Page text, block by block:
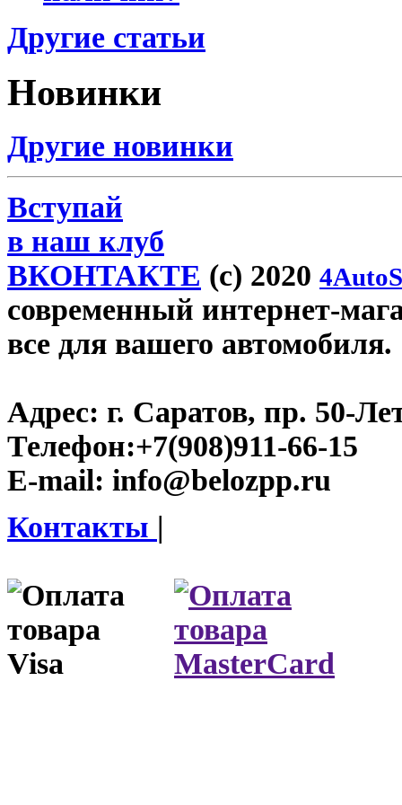
Другие статьи
Новинки
Другие новинки
Вступай
в наш клуб
ВКОНТАКТЕ (c) 2020
современный интернет-
все для вашего автомобиля.
Адрес: г. Саратов, пр. 50-
Телефон:+7(908)911-66-15
E-mail: info@belozpp.ru
Контакты |